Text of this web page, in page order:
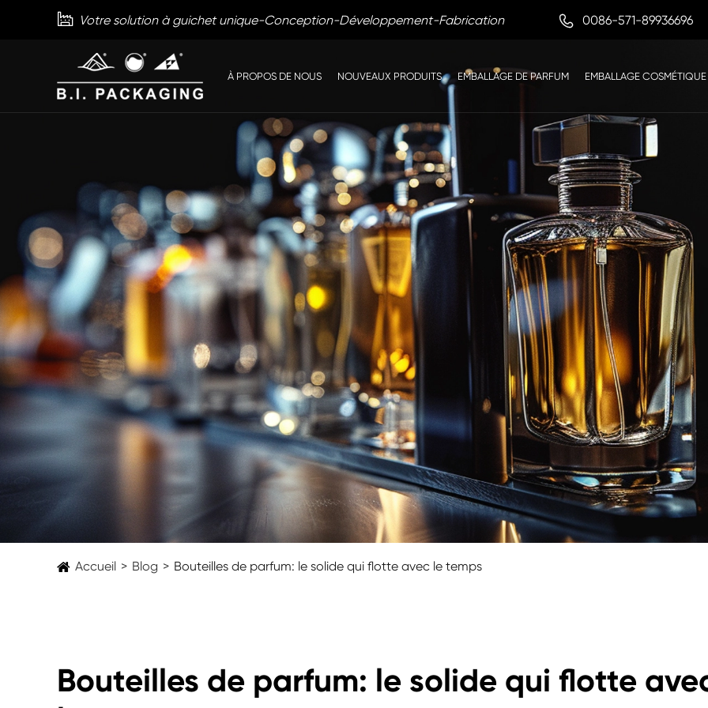
 Votre solution à guichet unique-Conception-Développement-Fabrication  0086-571-89936696
À PROPOS DE NOUS NOUVEAUX PRODUITS EMBALLAGE DE PARFUM EMBALLAGE COSMÉTIQUE
Accueil Blog Bouteilles de parfum: le solide qui flotte avec le temps
Bouteilles de parfum: le solide qui flotte